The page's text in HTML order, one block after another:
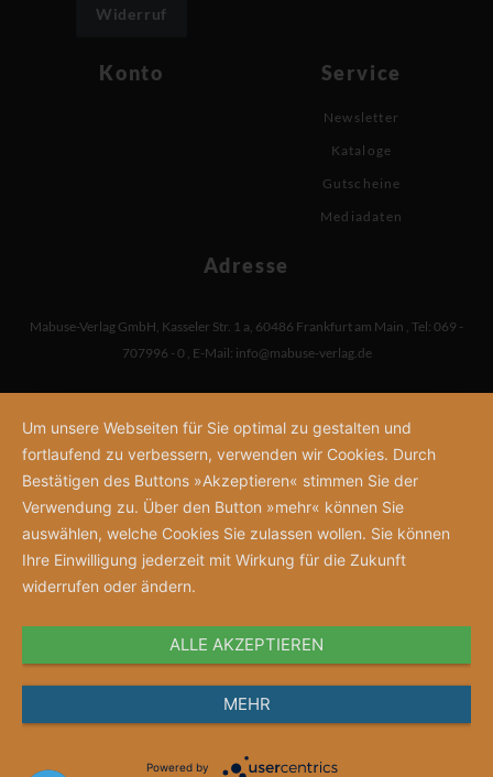
Widerruf
Konto Service
Newsletter
Kataloge
Gutscheine
Mediadaten
Adresse
Mabuse-Verlag GmbH Kasseler Str. 1 a 60486 Frankfurt am Main Tel: 069 -
707996 - 0 E-Mail: info@mabuse-verlag.de
Um unsere Webseiten für Sie optimal zu gestalten und
fortlaufend zu verbessern, verwenden wir Cookies. Durch
Bestätigen des Buttons »Akzeptieren« stimmen Sie der
Verwendung zu. Über den Button »mehr« können Sie
auswählen, welche Cookies Sie zulassen wollen. Sie können
Ihre Einwilligung jederzeit mit Wirkung für die Zukunft
widerrufen oder ändern.
ALLE AKZEPTIEREN
MEHR
Powered by